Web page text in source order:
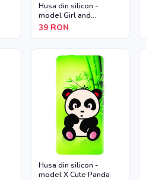
Husa din silicon -
model Girl and
Umbrella
39 RON
Husa din silicon -
model X Cute Panda